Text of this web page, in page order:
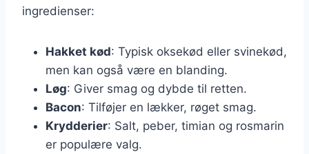
ingredienser:
Hakket kød: Typisk oksekød eller svinekød,
men kan også være en blanding.
Løg: Giver smag og dybde til retten.
Bacon: Tilføjer en lækker, røget smag.
Krydderier: Salt, peber, timian og rosmarin
er populære valg.